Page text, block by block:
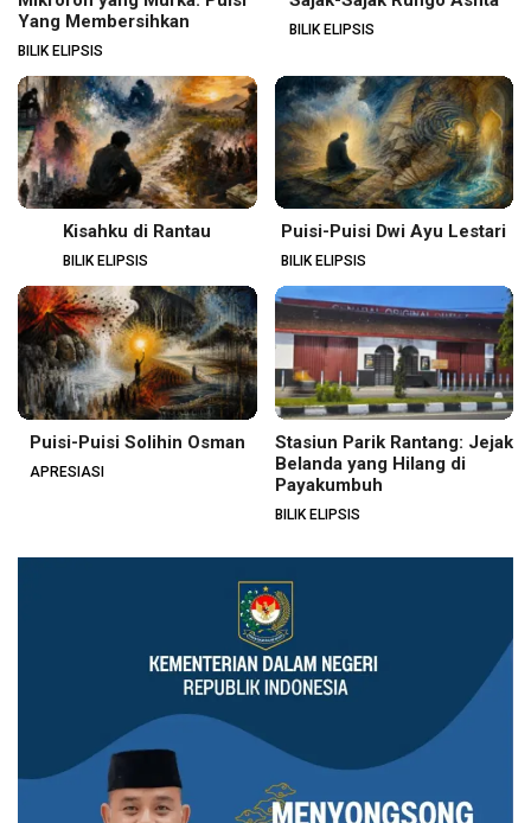
Yang Membersihkan
BILIK ELIPSIS
BILIK ELIPSIS
Kisahku di Rantau
BILIK ELIPSIS
Puisi-Puisi Dwi Ayu Lestari
BILIK ELIPSIS
Puisi-Puisi Solihin Osman
APRESIASI
Stasiun Parik Rantang: Jejak
Belanda yang Hilang di
Payakumbuh
BILIK ELIPSIS